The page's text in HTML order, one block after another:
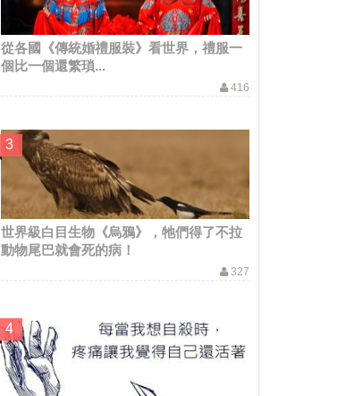
從各國《傳統婚禮服裝》看世界，禮服一
個比一個還繁瑣...
416
世界級白目生物《烏鴉》，牠們得了不拉
動物尾巴就會死的病！
327